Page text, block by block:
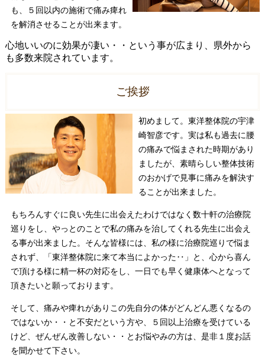
も、５回以内の施術で痛み痺れ
を解消させることが出来ます。
心地いいのに効果が凄い・・という事が広まり、県外から
も多数来院されています。
ご挨拶
初めまして。東洋整体院の宇津
崎智彦です。実は私も過去に腰
の痛みで悩まされた時期があり
ましたが、素晴らしい整体技術
のおかげで見事に痛みを解決す
ることが出来ました。
もちろんすぐに良い先生に出会えたわけではなく数十軒の治療院
巡りをし、やっとのことで私の痛みを治してくれる先生に出会え
る事が出来ました。そんな皆様には、私の様に治療院巡りで悩ま
されず、「東洋整体院に来て本当によかった‥」と、心から喜ん
で頂ける様に精一杯の対応をし、一日でも早く健康体へとなって
頂きたいと願っております。
そして、痛みや痺れがありこの先自分の体がどんどん悪くなるの
ではないか・・と不安だという方や、５回以上治療を受けている
けど、ぜんぜん改善しない・・とお悩やみの方は、是非１度お話
を聞かせて下さい。